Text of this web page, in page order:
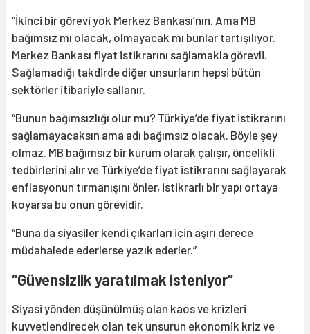
“İkinci bir görevi yok Merkez Bankası’nın. Ama MB
bağımsız mı olacak, olmayacak mı bunlar tartışılıyor.
Merkez Bankası fiyat istikrarını sağlamakla görevli.
Sağlamadığı takdirde diğer unsurların hepsi bütün
sektörler itibariyle sallanır.
“Bunun bağımsızlığı olur mu? Türkiye’de fiyat istikrarını
sağlamayacaksın ama adı bağımsız olacak. Böyle şey
olmaz. MB bağımsız bir kurum olarak çalışır, öncelikli
tedbirlerini alır ve Türkiye’de fiyat istikrarını sağlayarak
enflasyonun tırmanışını önler, istikrarlı bir yapı ortaya
koyarsa bu onun görevidir.
“Buna da siyasiler kendi çıkarları için aşırı derece
müdahalede ederlerse yazık ederler.”
“Güvensizlik yaratılmak isteniyor”
Siyasi yönden düşünülmüş olan kaos ve krizleri
kuvvetlendirecek olan tek unsurun ekonomik kriz ve